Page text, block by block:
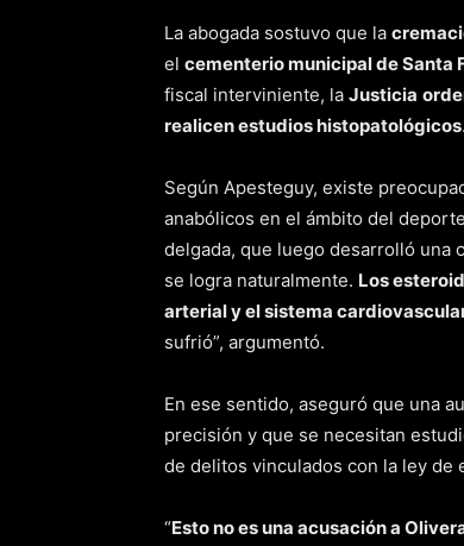
La abogada sostuvo que la
el cementerio municipal de Santa
fiscal interviniente, la Justicia
realicen estudios histopatológicos.
Según Apesteguy, existe
anabólicos en el ámbito del
delgada, que luego desarrolló una
se logra naturalmente. Los
arterial y el sistema
sufrió”, argumentó.
En ese sentido, aseguró que una
precisión y que se necesitan
de delitos vinculados con la ley de
“Esto no es una acusación a